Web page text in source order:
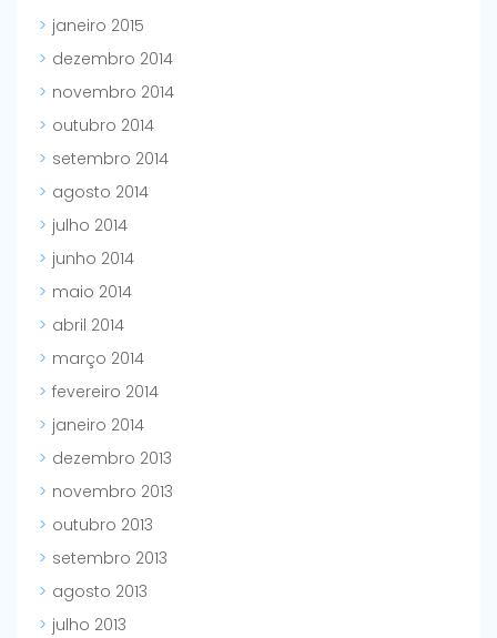
janeiro 2015
dezembro 2014
novembro 2014
outubro 2014
setembro 2014
agosto 2014
julho 2014
junho 2014
maio 2014
abril 2014
março 2014
fevereiro 2014
janeiro 2014
dezembro 2013
novembro 2013
outubro 2013
setembro 2013
agosto 2013
julho 2013